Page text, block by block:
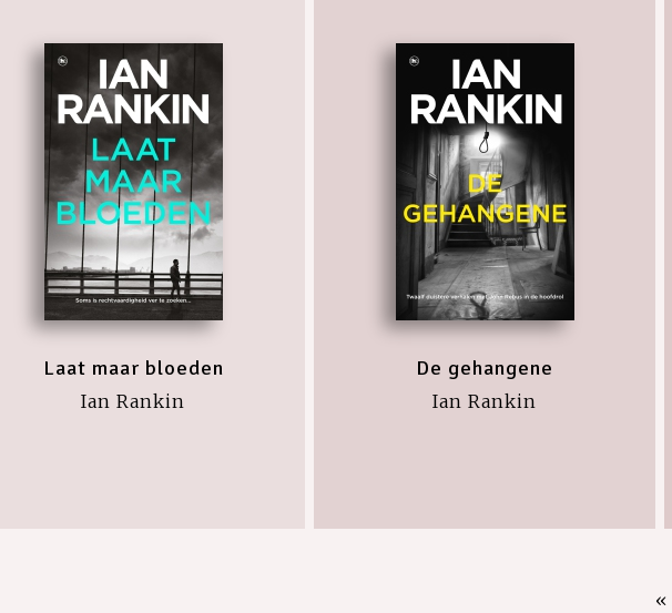
Laat maar bloeden
Ian Rankin
De gehangene
Ian Rankin
«